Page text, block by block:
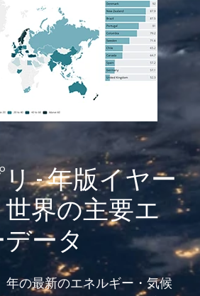
- 年版イヤー
界の主要エ
ータ
年の最新のエネルギー・気候